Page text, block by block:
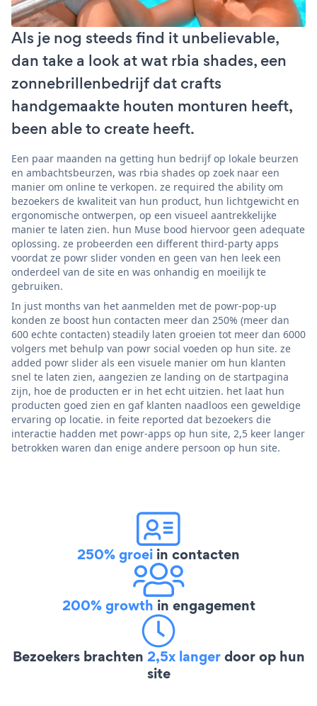
Als je nog steeds find it unbelievable,
dan take a look at wat rbia shades, een
zonnebrillenbedrijf dat crafts
handgemaakte houten monturen heeft,
been able to create heeft.
Een paar maanden na getting hun bedrijf op lokale beurzen
en ambachtsbeurzen, was rbia shades op zoek naar een
manier om online te verkopen. ze required the ability om
bezoekers de kwaliteit van hun product, hun lichtgewicht en
ergonomische ontwerpen, op een visueel aantrekkelijke
manier te laten zien. hun Muse bood hiervoor geen adequate
oplossing. ze probeerden een different third-party apps
voordat ze powr slider vonden en geen van hen leek een
onderdeel van de site en was onhandig en moeilijk te
gebruiken.
In just months van het aanmelden met de powr-pop-up
konden ze boost hun contacten meer dan 250% (meer dan
600 echte contacten) steadily laten groeien tot meer dan 6000
volgers met behulp van powr social voeden op hun site. ze
added powr slider als een visuele manier om hun klanten
snel te laten zien, aangezien ze landing on de startpagina
zijn, hoe de producten er in het echt uitzien. het laat hun
producten goed zien en gaf klanten naadloos een geweldige
ervaring op locatie. in feite reported dat bezoekers die
interactie hadden met powr-apps op hun site, 2,5 keer langer
betrokken waren dan enige andere persoon op hun site.
250% groei in contacten
200% growth in engagement
Bezoekers brachten 2,5x langerdoor op hun
site